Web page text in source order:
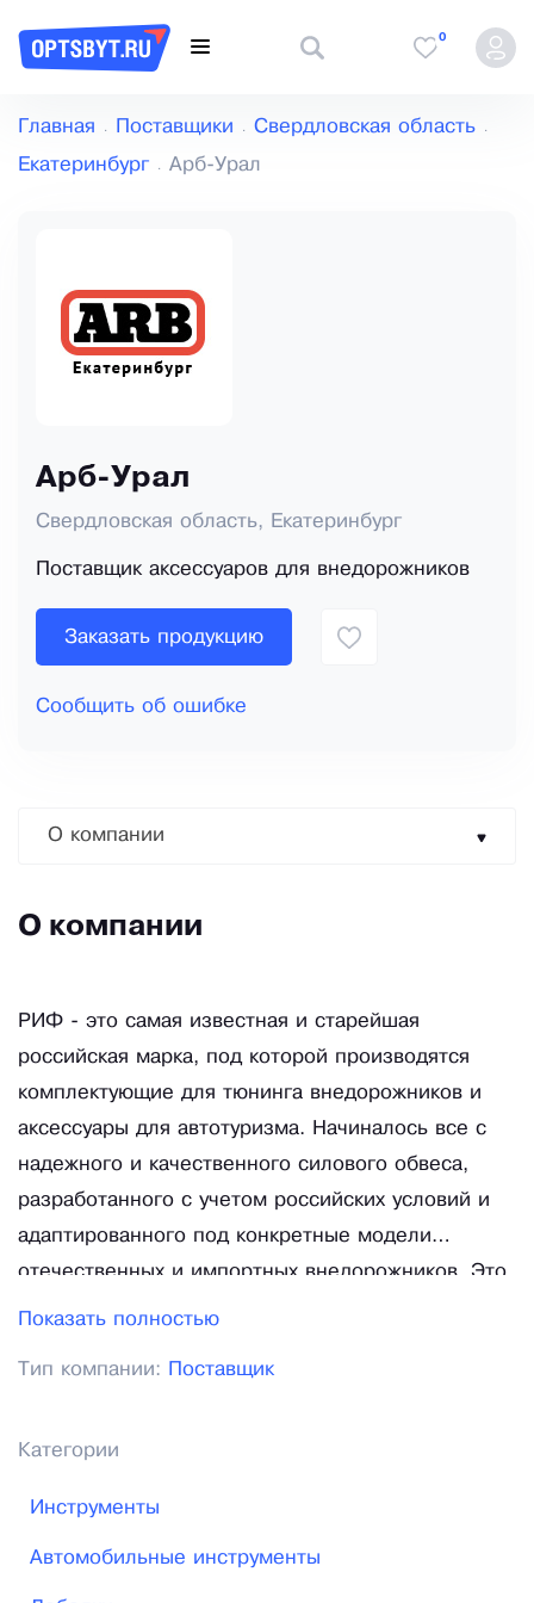
0
Главная Поставщики Свердловская область
Екатеринбург Арб-Урал
Арб-Урал
Свердловская область, Екатеринбург
Поставщик аксессуаров для внедорожников
Заказать продукцию
Сообщить об ошибке
О компании
О компании
РИФ - это самая известная и старейшая
российская марка, под которой производятся
комплектующие для тюнинга внедорожников и
аксессуары для автотуризма. Начиналось все с
надежного и качественного силового обвеса,
разработанного с учетом российских условий и
адаптированного под конкретные модели
отечественных и импортных внедорожников. Это
силовые задние и передние бамперы, силовые
экспедиционные багажники, площадки под
продукция РИФ отличается высочайшим уровнем
аналогичной продукцией самых известных
мировых брэндов. Компания не останавливается
на достигнутом, постоянно совершенствуя и
Показать полностью
Тип компании: Поставщик
Категории
Инструменты
Автомобильные инструменты